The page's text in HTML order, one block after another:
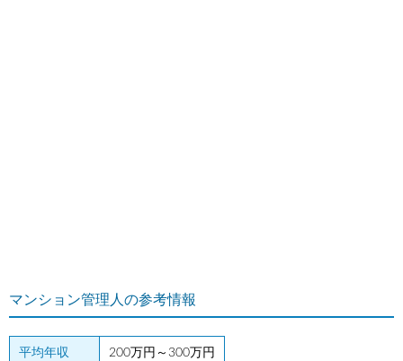
マンション管理人の参考情報
平均年収 200万円～300万円